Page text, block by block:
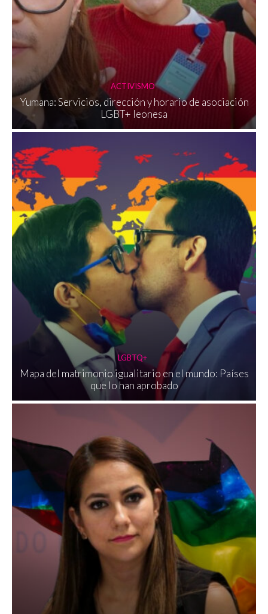
ACTIVISMO
Yumana: Servicios, dirección y horario de asociación
LGBT+ leonesa
LGBTQ+
Mapa del matrimonio igualitario en el mundo: Países
que lo han aprobado